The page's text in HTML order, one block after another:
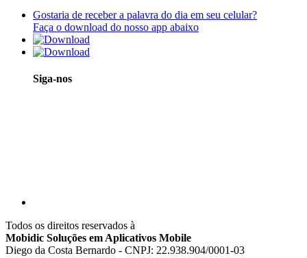
Gostaria de receber a palavra do dia em seu celular?
Faça o download do nosso app abaixo
Siga-nos
Todos os direitos reservados à
Mobidic Soluções em Aplicativos Mobile
Diego da Costa Bernardo - CNPJ: 22.938.904/0001-03